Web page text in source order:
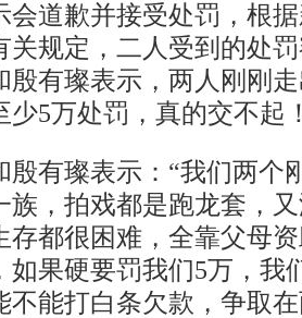
会道歉并接受处罚，根
关规定，二人受到的处
殷有璨表示，两人刚刚
少5万处罚，真的交不起
璨表示：“我们两个
族，拍戏都是跑龙套，
存都很困难，全靠父母
如果硬要罚我们5万，我
不能打白条欠款，争取